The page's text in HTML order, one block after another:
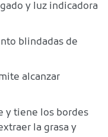
y luz indicadora
blindadas de
alcanzar
y tiene los bordes
la grasa y